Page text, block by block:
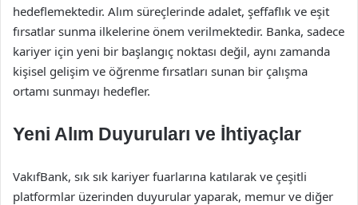
hedeflemektedir. Alım süreçlerinde adalet, şeffaflık ve eşit
fırsatlar sunma ilkelerine önem verilmektedir. Banka, sadece
kariyer için yeni bir başlangıç noktası değil, aynı zamanda
kişisel gelişim ve öğrenme fırsatları sunan bir çalışma
ortamı sunmayı hedefler.
Yeni Alım Duyuruları ve İhtiyaçlar
VakıfBank, sık sık kariyer fuarlarına katılarak ve çeşitli
platformlar üzerinden duyurular yaparak, memur ve diğer